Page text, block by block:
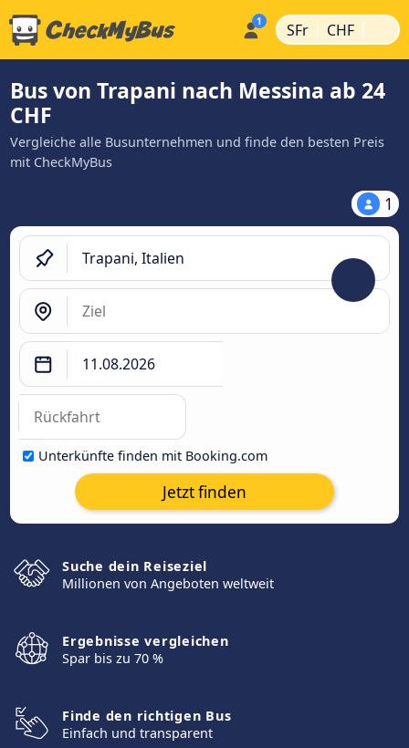
SFr | CHF |
Bus von Trapani nach Messina ab 24
CHF
Vergleiche alle Busunternehmen und finde den besten Preis
mit CheckMyBus
1
Unterkünfte finden mit Booking.com
Jetzt finden
Suche dein Reiseziel
Millionen von Angeboten weltweit
Ergebnisse vergleichen
Spar bis zu 70 %
Finde den richtigen Bus
Einfach und transparent